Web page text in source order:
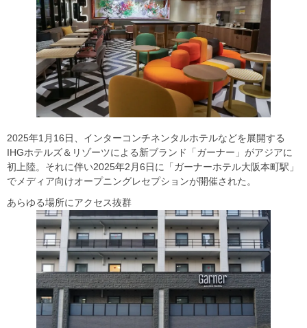
2025年1月16日、インターコンチネンタルホテルなどを展開する
IHGホテルズ＆リゾーツによる新ブランド「ガーナー」がアジアに
初上陸。それに伴い2025年2月6日に「ガーナーホテル大阪本町駅」
でメディア向けオープニングレセプションが開催された。
あらゆる場所にアクセス抜群